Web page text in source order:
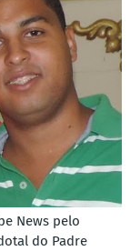
News pelo
do Padre